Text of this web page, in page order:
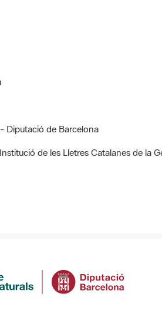
Diputació de Barcelona
de les Lletres Catalanes de la